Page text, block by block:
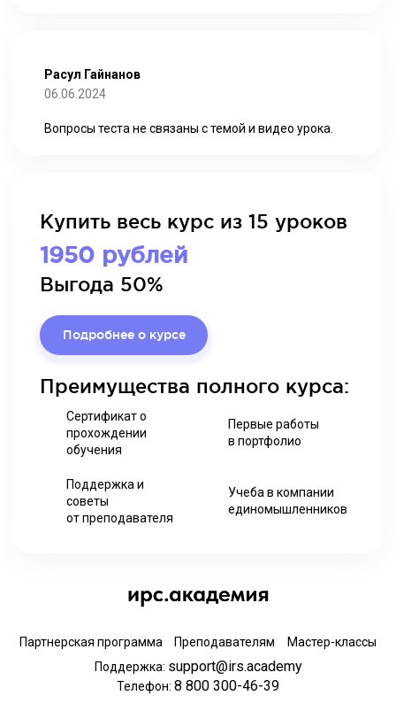
Расул Гайнанов
06.06.2024
Вопросы теста не связаны с темой и видео урока.
Купить весь курс из 15 уроков
1950 рублей
Выгода 50%
Подробнее о курсе
Преимущества полного курса:
Сертификат о
прохождении
обучения
Первые работы
в портфолио
Поддержка и
советы
от преподавателя
Учеба в компании
единомышленников
Партнерская программа Преподавателям
Мастер-классы
Поддержка: support@irs.academy
Телефон: 8 800 300-46-39